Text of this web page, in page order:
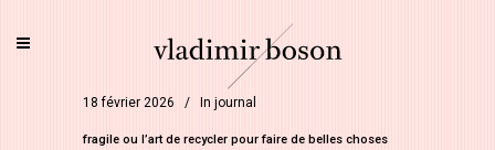
18 février 2026 In journal
fragile ou l’art de recycler pour faire de belles choses